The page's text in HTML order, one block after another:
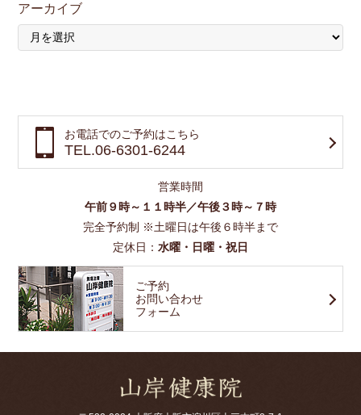
アーカイブ
お電話でのご予約はこちら
TEL.06-6301-6244
営業時間
午前９時～１１時半／午後３時～７時
完全予約制 ※土曜日は午後６時半まで
定休日： 水曜・日曜・祝日
ご予約
お問い合わせ
フォーム